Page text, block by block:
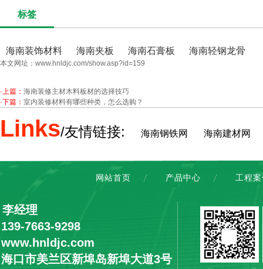
标签
海南装饰材料 海南夹板 海南石膏板 海南轻钢龙骨
本文网址： www.hnldjc.com/show.asp?id=159
·上篇： 海南装修主材木料板材的选择技巧
·下篇： 室内装修材料有哪些种类，怎么选购？
Links/友情链接: 海南钢铁网 海南建材网
网站首页 产品中心 工程
经理
7663-9298
口市美兰区新埠岛新埠大道3号